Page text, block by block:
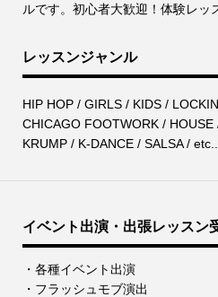
ルです。初心者大歓迎！体験レッ
レッスンジャンル
HIP HOP / GIRLS / KIDS /
CHICAGO FOOTWORK /
KRUMP / K-DANCE / SALSA / etc..
イベント出演・出張レッスン
・各種イベント出演
・フラッシュモブ演出